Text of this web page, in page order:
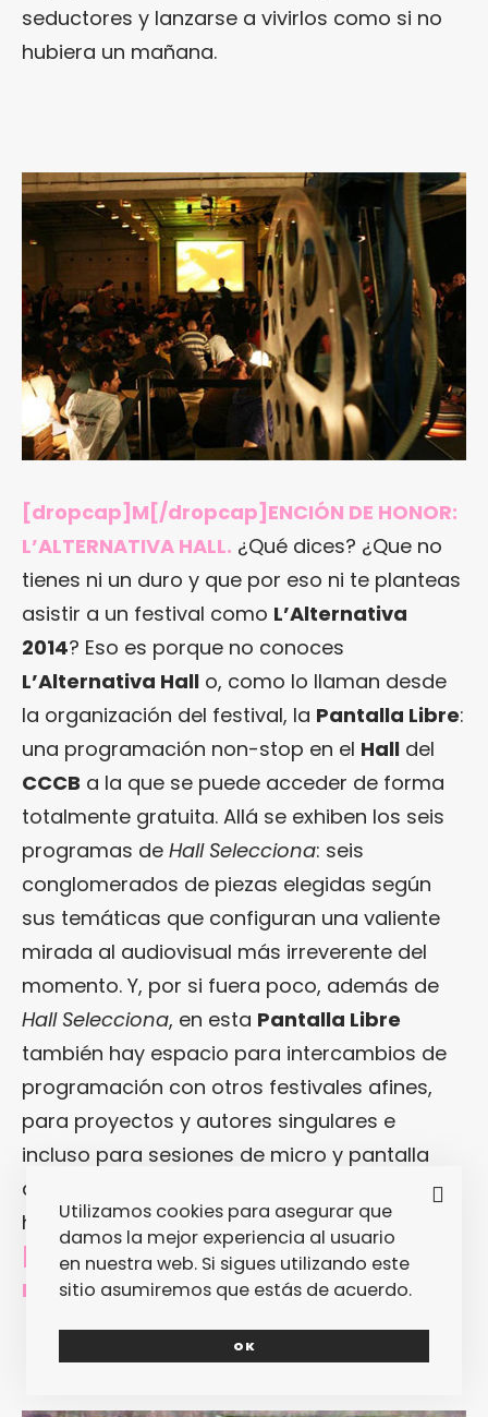
seductores y lanzarse a vivirlos como si no
hubiera un mañana.
[dropcap]M[/dropcap]ENCIÓN DE HONOR:
L’ALTERNATIVA HALL. ¿Qué dices? ¿Que no
tienes ni un duro y que por eso ni te planteas
asistir a un festival como L’Alternativa
2014? Eso es porque no conoces
L’Alternativa Hall o, como lo llaman desde
la organización del festival, la Pantalla Libre:
una programación non-stop en el Hall del
CCCB a la que se puede acceder de forma
totalmente gratuita. Allá se exhiben los seis
programas de Hall Selecciona: seis
conglomerados de piezas elegidas según
sus temáticas que configuran una valiente
mirada al audiovisual más irreverente del
momento. Y, por si fuera poco, además de
Hall Selecciona, en esta Pantalla Libre
también hay espacio para intercambios de
programación con otros festivales afines,
para proyectos y autores singulares e
incluso para sesiones de micro y pantalla
abiertos para todos aquellos que quieran
hacer algún tipo de contribución audiovisual.
Mira la programación de L’Alternativa
Hall]
Utilizamos cookies para asegurar que
damos la mejor experiencia al usuario
en nuestra web. Si sigues utilizando este
sitio asumiremos que estás de acuerdo.
OK